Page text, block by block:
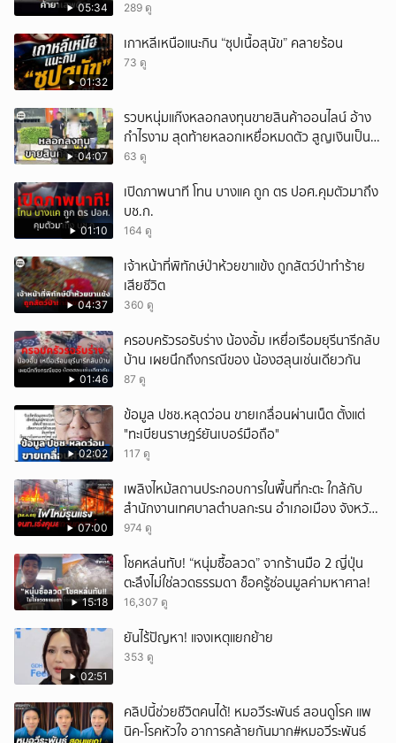
05:34 289 ดู
01:32
เกาหลีเหนือแนะกิน “ซุปเนื้อสุนัข” คลายร้อน
73 ดู
04:07
รวบหนุ่มแก๊งหลอกลงทุนขายสินค้าออนไลน์ อ้าง
กำไรงาม สุดท้ายหลอกเหยื่อหมดตัว สูญเงินเป็น
แสนบาท ยังให้การปฏิเสธ
63 ดู
01:10
เปิดภาพนาที โทน บางแค ถูก ตร ปอศ.คุมตัวมาถึง
บช.ก.
164 ดู
04:37
เจ้าหน้าที่พิทักษ์ป่าห้วยขาแข้ง ถูกสัตว์ป่าทำร้าย
เสียชีวิต
360 ดู
01:46
ครอบครัวรอรับร่าง น้องอั้ม เหยื่อเรือมยุรีนารีกลับ
บ้าน เผยนึกถึงกรณีของ น้องฮลุนเช่นเดียวกัน
87 ดู
02:02
ข้อมูล ปชช.หลุดว่อน ขายเกลื่อนผ่านเน็ต ตั้งแต่
"ทะเบียนราษฎร์ยันเบอร์มือถือ"
117 ดู
07:00
เพลิงไหม้สถานประกอบการในพื้นที่กะตะ ใกล้กับ
สำนักงานเทศบาลตำบลกะรน อำเภอเมือง จังหวัด
ภูเก็ต
974 ดู
15:18
โชคหล่นทับ! “หนุ่มซื้อลวด” จากร้านมือ 2 ญี่ปุ่น
ตะลึงไม่ใช่ลวดธรรมดา ช็อครู้ซ่อนมูลค่ามหาศาล!
16,307 ดู
02:51
ยันไร้ปัญหา! แจงเหตุแยกย้าย
353 ดู
คลิปนี้ช่วยชีวิตคนได้! หมอวีระพันธ์ สอนดูโรค แพ
นิค-โรคหัวใจ อาการคล้ายกันมาก#หมอวีระพันธ์